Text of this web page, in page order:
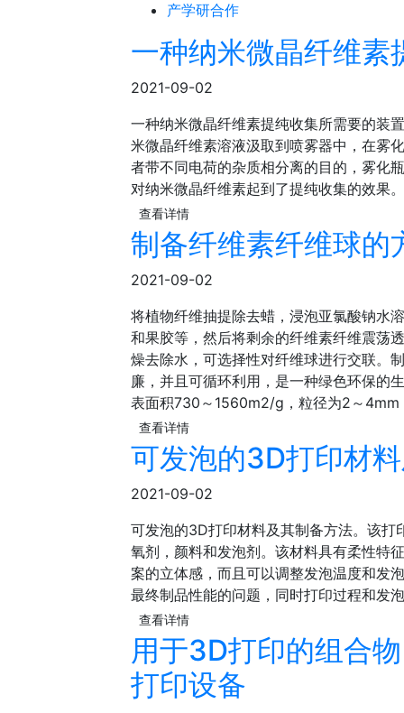
产学研合作
一种纳米微晶纤维素
2021-09-02
一种纳米微晶纤维素提纯收集所需要的装
米微晶纤维素溶液汲取到喷雾器中，在雾
者带不同电荷的杂质相分离的目的，雾化
对纳米微晶纤维素起到了提纯收集的效果。
查看详情
制备纤维素纤维球的
2021-09-02
将植物纤维抽提除去蜡，浸泡亚氯酸钠水
和果胶等，然后将剩余的纤维素纤维震荡
燥去除水，可选择性对纤维球进行交联。
廉，并且可循环利用，是一种绿色环保的
表面积730～1560m2/g，粒径为2～4mm
查看详情
可发泡的3D打印材
2021-09-02
可发泡的3D打印材料及其制备方法。该
氧剂，颜料和发泡剂。该材料具有柔性特
案的立体感，而且可以调整发泡温度和发
最终制品性能的问题，同时打印过程和发
查看详情
用于3D打印的组合
打印设备